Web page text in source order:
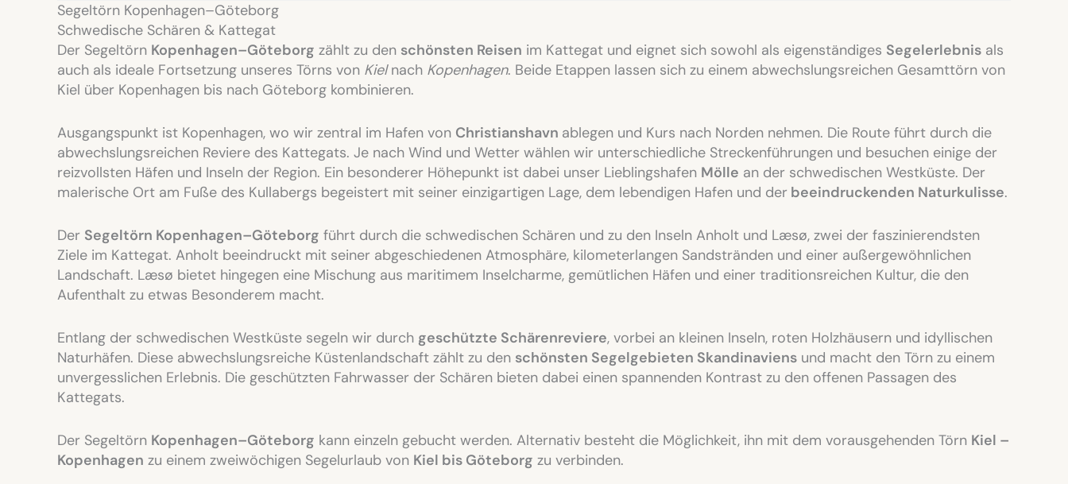
Segeltörn Kopenhagen–Göteborg
Schwedische Schären & Kattegat
Der Segeltörn Kopenhagen–Göteborg zählt zu den schönsten Reisen im Kattegat und eignet sich sowohl als eigenständiges Segelerlebnis als
auch als ideale Fortsetzung unseres Törns von Kielnach Kopenhagen. Beide Etappen lassen sich zu einem abwechslungsreichen Gesamttörn von
Kiel über Kopenhagen bis nach Göteborg kombinieren.
Ausgangspunkt ist Kopenhagen, wo wir zentral im Hafen von Christianshavn ablegen und Kurs nach Norden nehmen. Die Route führt durch die
abwechslungsreichen Reviere des Kattegats. Je nach Wind und Wetter wählen wir unterschiedliche Streckenführungen und besuchen einige der
reizvollsten Häfen und Inseln der Region. Ein besonderer Höhepunkt ist dabei unser Lieblingshafen Mölle an der schwedischen Westküste. Der
malerische Ort am Fuße des Kullabergs begeistert mit seiner einzigartigen Lage, dem lebendigen Hafen und der beeindruckenden Naturkulisse.
Der Segeltörn Kopenhagen–Göteborg führt durch die schwedischen Schären und zu den Inseln Anholt und Læsø, zwei der faszinierendsten
Ziele im Kattegat. Anholt beeindruckt mit seiner abgeschiedenen Atmosphäre, kilometerlangen Sandstränden und einer außergewöhnlichen
Landschaft. Læsø bietet hingegen eine Mischung aus maritimem Inselcharme, gemütlichen Häfen und einer traditionsreichen Kultur, die den
Aufenthalt zu etwas Besonderem macht.
Entlang der schwedischen Westküste segeln wir durch geschützte Schärenreviere, vorbei an kleinen Inseln, roten Holzhäusern und idyllischen
Naturhäfen. Diese abwechslungsreiche Küstenlandschaft zählt zu den schönsten Segelgebieten Skandinaviens und macht den Törn zu einem
unvergesslichen Erlebnis. Die geschützten Fahrwasser der Schären bieten dabei einen spannenden Kontrast zu den offenen Passagen des
Kattegats.
Der Segeltörn Kopenhagen–Göteborg kann einzeln gebucht werden. Alternativ besteht die Möglichkeit, ihn mit dem vorausgehenden Törn Kiel –
Kopenhagen zu einem zweiwöchigen Segelurlaub von Kiel bis Göteborg zu verbinden.